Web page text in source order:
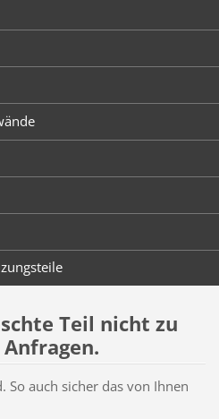
Teil nicht zu
So auch sicher das von Ihnen